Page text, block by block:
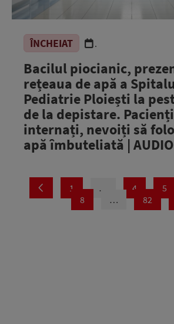
ÎNCHEIAT .
Bacilul piocianic,
rețeaua de apă a
Pediatrie Ploiești la
de la depistare.
internați, nevoiți să
apă îmbuteliată | AUDIO
1 … 4 5
8
… 82